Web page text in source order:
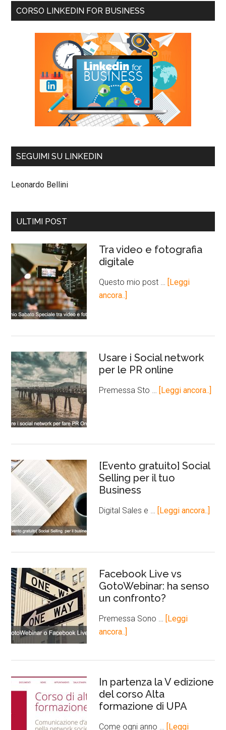
CORSO LINKEDIN FOR BUSINESS
SEGUIMI SU LINKEDIN
Leonardo Bellini
ULTIMI POST
Tra video e fotografia
digitale
Questo mio post …
[Leggi
ancora..]
Usare i Social network
per le PR online
Premessa Sto … [Leggi ancora..]
[Evento gratuito] Social
Selling per il tuo
Business
Digital Sales e … [Leggi ancora..]
Facebook Live vs
GotoWebinar: ha senso
un confronto?
Premessa Sono …
[Leggi
ancora..]
In partenza la V edizione
del corso Alta
formazione di UPA
Come ogni anno …
[Leggi